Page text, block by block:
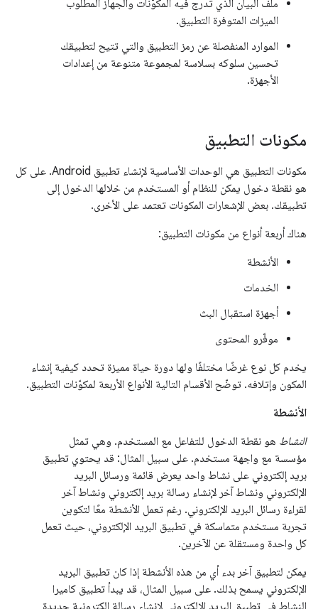
ملف البيان الذي تدرج فيه المكوّنات والجهاز المطلوب
الميزات المتوفرة التطبيق.
الموارد المنفصلة عن رمز التطبيق والتي تتيح لتطبيقك
تحسين سلوكه بسلاسة لمجموعة متنوعة من إعدادات
الأجهزة.
مكونات التطبيق
مكونات التطبيق هي الوحدات الأساسية لإنشاء تطبيق Android. على كل
هو نقطة دخول يمكن للنظام أو المستخدم من خلالها الدخول إلى
تطبيقك. بعض الإشعارات المكونات تعتمد على الأخرى.
هناك أربعة أنواع من مكونات التطبيق:
الأنشطة
الخدمات
أجهزة استقبال البث
موفّرو المحتوى
يخدم كل نوع غرضًا مختلفًا ولها دورة حياة مميزة تحدد كيفية إنشاء
المكون وإتلافه. توضّح الأقسام التالية الأنواع الأربعة لمكوّنات التطبيق.
الأنشطة
النشاط هو نقطة الدخول للتفاعل مع المستخدم. وهي تمثل
مؤسسة مع واجهة مستخدم. على سبيل المثال: قد يحتوي تطبيق
بريد إلكتروني على نشاط واحد يعرض قائمة ورسائل البريد
الإلكتروني ونشاط آخر لإنشاء رسالة بريد إلكتروني ونشاط آخر
لقراءة رسائل البريد الإلكتروني. رغم تعمل الأنشطة معًا لتكوين
تجربة مستخدم متماسكة في تطبيق البريد الإلكتروني، حيث تعمل
كل واحدة ومستقلة عن الآخرين.
يمكن لتطبيق آخر بدء أي من هذه الأنشطة إذا كان تطبيق البريد
الإلكتروني يسمح بذلك. على سبيل المثال، قد يبدأ تطبيق كاميرا
النشاط في تطبيق البريد الإلكتروني لإنشاء رسالة إلكترونية جديدة